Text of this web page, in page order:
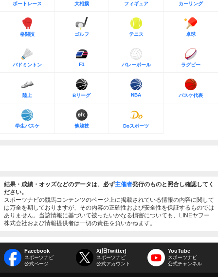
ボートレース 大相撲 フィギュア カーリング
格闘技 ゴルフ テニス 卓球
バドミントン F1 バレーボール ラグビー
陸上 Bリーグ NBA バスケ代表
学生バスケ 他競技 Doスポーツ
結果・成績・オッズなどのデータは、必ず主催者発行のものと照合し確認してく
ださい。
スポーツナビの競馬コンテンツのページ上に掲載されている情報の内容に関して
は万全を期しておりますが、その内容の正確性および安全性を保証するものでは
ありません。当該情報に基づいて被ったいかなる損害についても、LINEヤフー
株式会社および情報提供者は一切の責任を負いかねます。
Facebook
スポーツナビ
公式ページ
X(旧Twitter)
スポーツナビ
公式アカウント
YouTube
スポーツナビ
公式チャンネル